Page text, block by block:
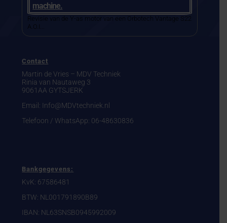
machine.
Revisie van de Y-as motor van een Orbotech Vantage S22
A.O.I...
Contact
Martin de Vries – MDV Techniek
Rinia van Nautaweg 3
9061AA GYTSJERK
Email: Info@MDVtechniek.nl
Telefoon / WhatsApp: 06-48630836
Bankgegevens:
KvK: 67586481
BTW: NL001791890B89
IBAN: NL63SNSB0945992009